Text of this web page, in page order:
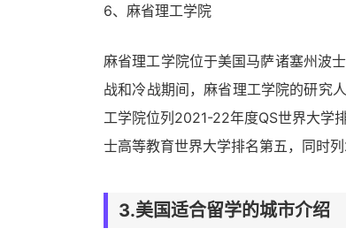
6、麻省理工学院
麻省理工学院位于美国马萨诸塞州波
战和冷战期间，麻省理工学院的研究
工学院位列2021-22年度QS世界大学
士高等教育世界大学排名第五，同时
3.美国适合留学的城市介绍